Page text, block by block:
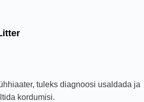
tuleks diagnoosi usaldada ja
kordumisi.